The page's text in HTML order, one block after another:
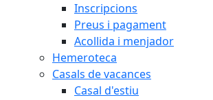
Inscripcions
Preus i pagament
Acollida i menjador
Hemeroteca
Casals de vacances
Casal d'estiu